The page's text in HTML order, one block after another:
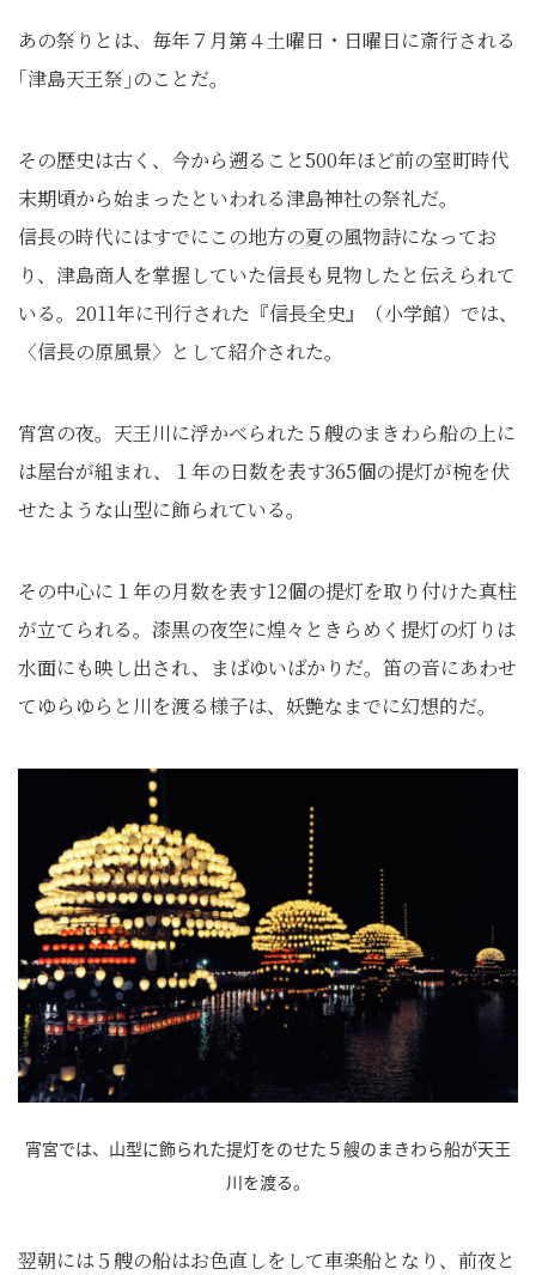
あの祭りとは、毎年７月第４土曜日・日曜日に斎行される
｢津島天王祭｣のことだ。
その歴史は古く、今から遡ること500年ほど前の室町時代
末期頃から始まったといわれる津島神社の祭礼だ。
信長の時代にはすでにこの地方の夏の風物詩になってお
り、津島商人を掌握していた信長も見物したと伝えられて
いる。2011年に刊行された『信長全史』（小学館）では、
〈信長の原風景〉として紹介された。
宵宮の夜。天王川に浮かべられた５艘のまきわら船の上に
は屋台が組まれ、１年の日数を表す365個の提灯が椀を伏
せたような山型に飾られている。
その中心に１年の月数を表す12個の提灯を取り付けた真柱
が立てられる。漆黒の夜空に煌々ときらめく提灯の灯りは
水面にも映し出され、まばゆいばかりだ。笛の音にあわせ
てゆらゆらと川を渡る様子は、妖艶なまでに幻想的だ。
宵宮では、山型に飾られた提灯をのせた５艘のまきわら船が天王
川を渡る。
翌朝には５艘の船はお色直しをして車楽船となり、前夜と